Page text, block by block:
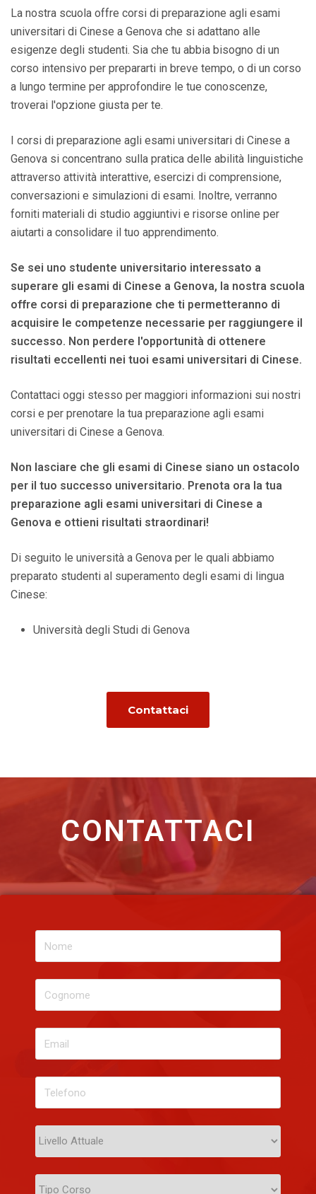
La nostra scuola offre corsi di preparazione agli esami
universitari di Cinese a Genova che si adattano alle
esigenze degli studenti. Sia che tu abbia bisogno di un
corso intensivo per prepararti in breve tempo, o di un corso
a lungo termine per approfondire le tue conoscenze,
troverai l'opzione giusta per te.
I corsi di preparazione agli esami universitari di Cinese a
Genova si concentrano sulla pratica delle abilità linguistiche
attraverso attività interattive, esercizi di comprensione,
conversazioni e simulazioni di esami. Inoltre, verranno
forniti materiali di studio aggiuntivi e risorse online per
aiutarti a consolidare il tuo apprendimento.
Se sei uno studente universitario interessato a
superare gli esami di Cinese a Genova, la nostra scuola
offre corsi di preparazione che ti permetteranno di
acquisire le competenze necessarie per raggiungere il
successo. Non perdere l'opportunità di ottenere
risultati eccellenti nei tuoi esami universitari di Cinese.
Contattaci oggi stesso per maggiori informazioni sui nostri
corsi e per prenotare la tua preparazione agli esami
universitari di Cinese a Genova.
Non lasciare che gli esami di Cinese siano un ostacolo
per il tuo successo universitario. Prenota ora la tua
preparazione agli esami universitari di Cinese a
Genova e ottieni risultati straordinari!
Di seguito le università a Genova per le quali abbiamo
preparato studenti al superamento degli esami di lingua
Cinese:
Università degli Studi di Genova
Contattaci
CONTATTACI